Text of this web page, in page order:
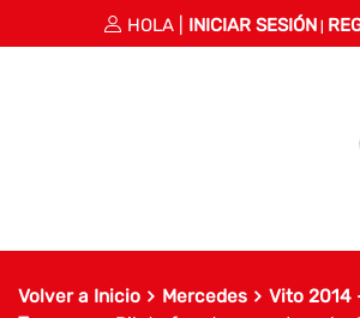
HOLA | INICIAR SESIÓN
Volver a Inicio Mercedes Vito 2014